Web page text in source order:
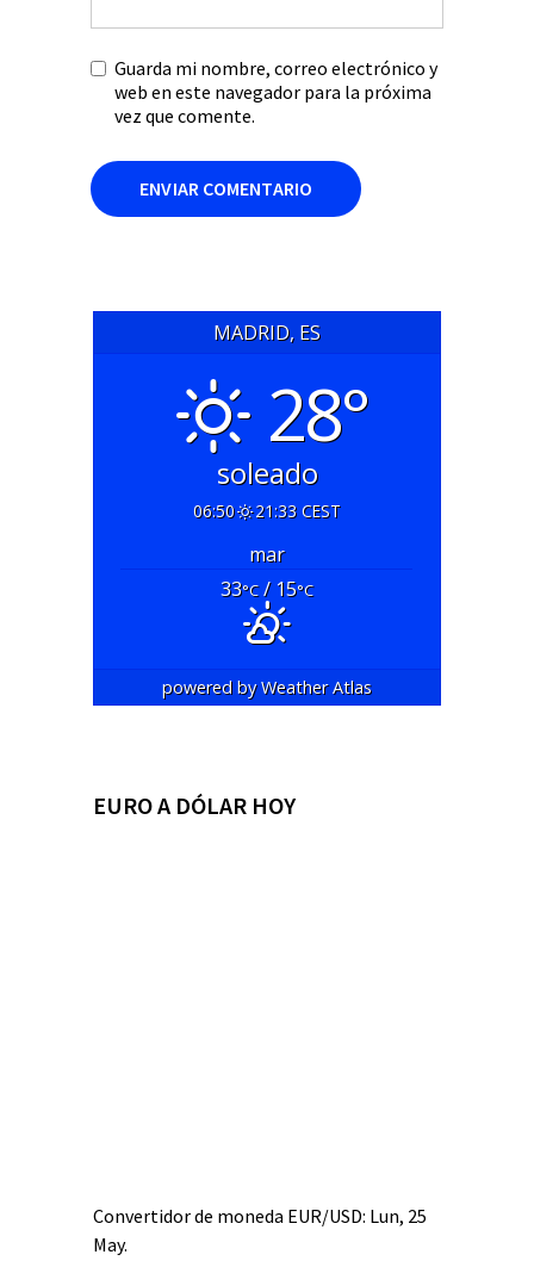
Guarda mi nombre, correo electrónico y
web en este navegador para la próxima
vez que comente.
MADRID, ES
28°
soleado
06:50 21:33 CEST
mar
33°C/ 15°C
powered byWeather Atlas
EURO A DÓLAR HOY
Convertidor de moneda EUR/USD: Lun, 25
May.